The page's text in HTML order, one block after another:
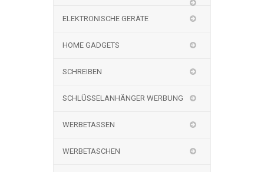
ELEKTRONISCHE GERÄTE
HOME GADGETS
SCHREIBEN
SCHLÜSSELANHÄNGER WERBUNG
WERBETASSEN
WERBETASCHEN